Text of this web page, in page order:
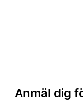
Anmäl dig